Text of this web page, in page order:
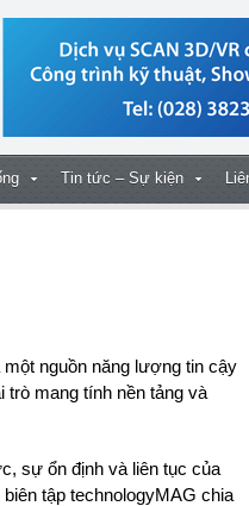
Tin tức – Sự kiện
mang tính nền tảng và
sự ổn định và liên tục của
tập technologyMAG chia